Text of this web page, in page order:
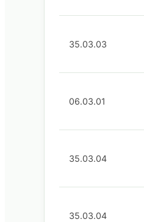
35.03.03
06.03.01
35.03.04
35.03.04